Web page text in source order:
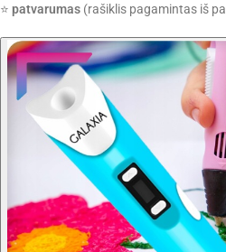
⭐ patvarumas (rašiklis pagamintas iš